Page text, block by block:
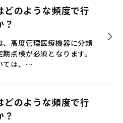
のような頻度で行
？
高度管理医療機器に分類
点検が必須となります。
ては、…
のような頻度で行
？